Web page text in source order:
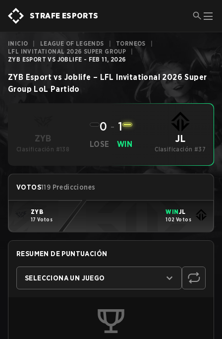
STRAFE ESPORTS
INICIO LEAGUE OF LEGENDS TORNEOS
LFL INVITATIONAL 2026 SUPER GROUP
ZYB ESPORT VS JOBLIFE - FEB 11, 2026
ZYB Esport vs Joblife – LFL Invitational 2026 Super
Group LoL Partido
ZYB
Clasificación #138
LOSE
0 - 1
WIN JL
Clasificación #37
VOTOS119 Predicciones
ZYB
17 Votos
WINJL
102 Votos
RESUMEN DE PUNTUACIÓN
SELECCIONA UN JUEGO